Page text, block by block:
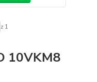
z 1
10VKM8